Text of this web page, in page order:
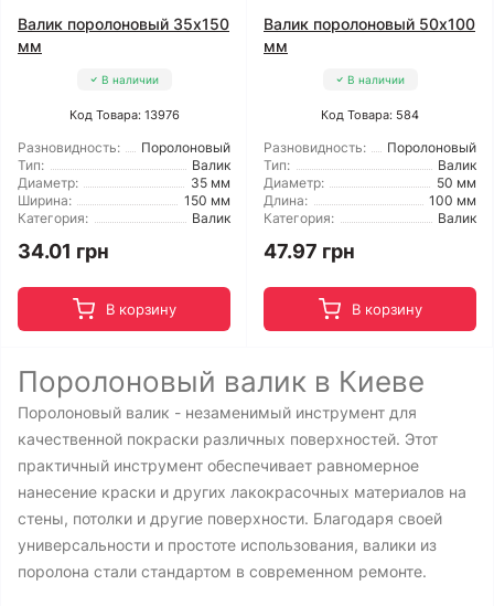
Валик поролоновый 35x150
мм
В наличии
Код Товара: 13976
Разновидность:
Поролоновый
Тип:
Валик
Диаметр:
35 мм
Ширина:
150 мм
Категория:
Валик
34.01 грн
В корзину
Валик поролоновый 50x100
мм
В наличии
Код Товара: 584
Разновидность:
Поролоновый
Тип:
Валик
Диаметр:
50 мм
Длина:
100 мм
Категория:
Валик
47.97 грн
В корзину
Поролоновый валик в Киеве
Поролоновый валик - незаменимый инструмент для
качественной покраски различных поверхностей. Этот
практичный инструмент обеспечивает равномерное
нанесение краски и других лакокрасочных материалов на
стены, потолки и другие поверхности. Благодаря своей
универсальности и простоте использования, валики из
поролона стали стандартом в современном ремонте.